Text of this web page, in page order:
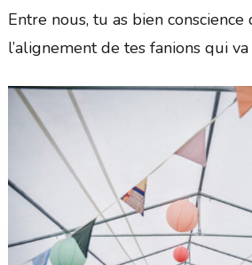
Entre nous, tu as bien conscience
l’alignement de tes fanions qui